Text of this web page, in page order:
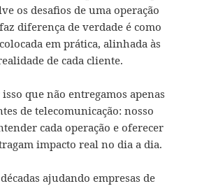
os desafios de uma operação
diferença de verdade é como
em prática, alinhada às
de cada cliente.
que não entregamos apenas
de telecomunicação: nosso
cada operação e oferecer
impacto real no dia a dia.
ajudando empresas de